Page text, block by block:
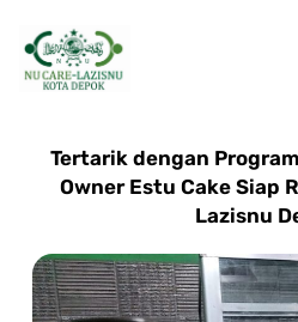
Tertarik dengan
Owner Estu Cake Siap
Lazisnu